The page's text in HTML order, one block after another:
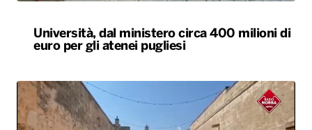
Università, dal ministero circa 400 milioni di
euro per gli atenei pugliesi